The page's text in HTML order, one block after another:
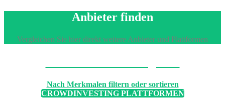
Anbieter finden
Vergleichen Sie hier direkt weitere Anbieter und Plattformen
Nach Merkmalen filtern oder sortieren
CROWDINVESTING PLATTFORMEN